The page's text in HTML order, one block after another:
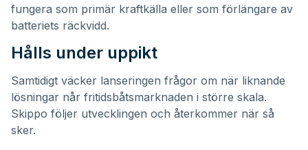
fungera som primär kraftkälla eller som förlängare av
batteriets räckvidd.
Hålls under uppikt
Samtidigt väcker lanseringen frågor om när liknande
lösningar når fritidsbåtsmarknaden i större skala.
Skippo följer utvecklingen och återkommer när så
sker.